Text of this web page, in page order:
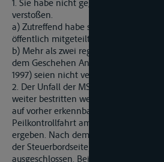
1. Sie habe nicht gegen
verstoßen.
a) Zutreffend habe sie eine
öffentlich mitgeteilt.
b) Mehr als zwei regelmäßige
dem Geschehen Anfang Februar 1997,
1997) seien nicht veranlasst gewesen.
2. Der Unfall der MS F, dessen
weiter bestritten werde und nicht
auf vorher erkennbaren Hindernissen
Peilkontrollfahrt am 6. August 1997
ergeben. Nach dem Schadensbild am
der Steuerbordseite) sei der vom
ausgeschlossen. Bei der seinerzeitigen